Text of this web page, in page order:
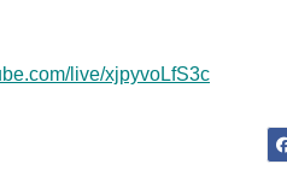
live/xjpyvoLfS3c